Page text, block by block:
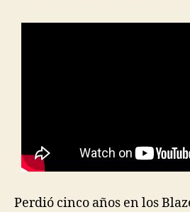
Perdió cinco años en los